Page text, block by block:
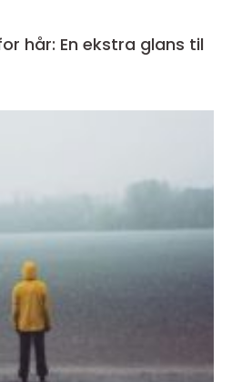
hår: En ekstra glans til